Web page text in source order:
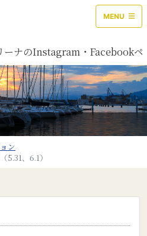
MENU
ーナのInstagram・Facebookペ
ン
5.31、6.1）